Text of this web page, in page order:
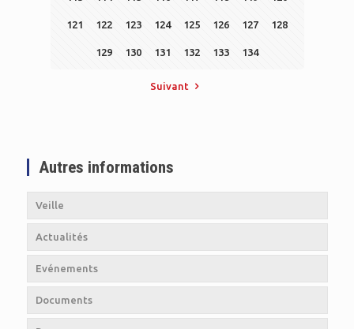
121 122 123 124 125 126 127 128
129 130 131 132 133 134
Suivant
Autres informations
Veille
Actualités
Evénements
Documents